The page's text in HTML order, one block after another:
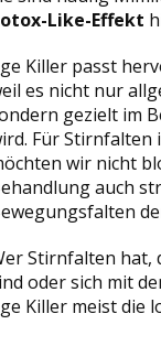
Like-Effekt
Killer passt
es nicht nur
gezielt im
Für Stirnfalten
wir nicht
auch
Stirnfalten hat,
oder sich mit
Killer meist die